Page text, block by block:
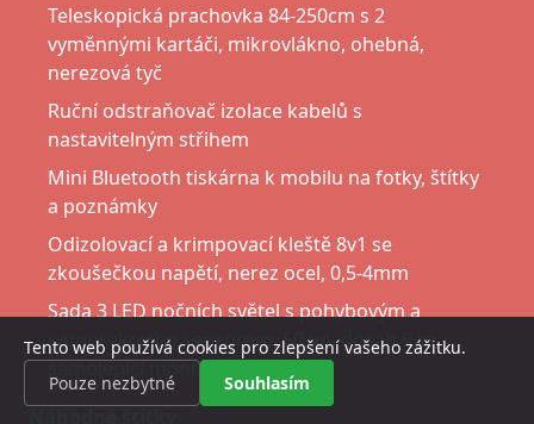
Teleskopická prachovka 84-250cm s 2
vyměnnými kartáči, mikrovlákno, ohebná,
nerezová tyč
Ruční odstraňovač izolace kabelů s
nastavitelným střihem
Mini Bluetooth tiskárna k mobilu na fotky, štítky
a poznámky
Odizolovací a krimpovací kleště 8v1 se
zkoušečkou napětí, nerez ocel, 0,5-4mm
Sada 3 LED nočních světel s pohybovým a
soumrakovým senzorem, 50 lm, dosah 5 m,
samolepicí montáž
Tento web používá cookies pro zlepšení vašeho zážitku.
Pouze nezbytné
Souhlasím